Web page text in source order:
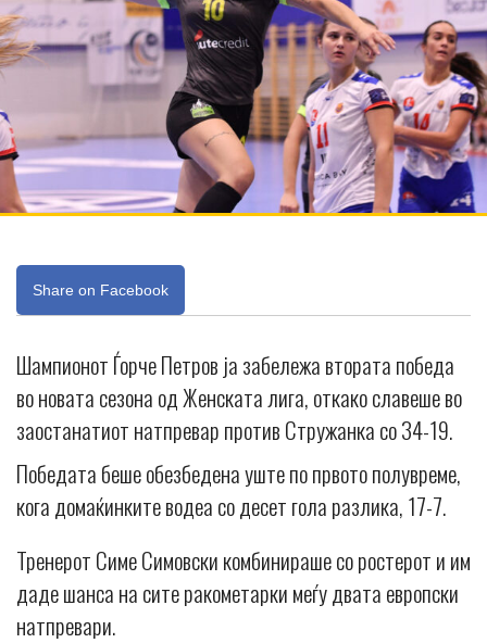
Share on Facebook
Шампионот Ѓорче Петров ја забележа втората победа
во новата сезона од Женската лига, откако славеше во
заостанатиот натпревар против Стружанка со 34-19.
Победата беше обезбедена уште по првото полувреме,
кога домаќинките водеа со десет гола разлика, 17-7.
Тренерот Симе Симовски комбинираше со ростерот и им
даде шанса на сите ракометарки меѓу двата европски
натпревари.